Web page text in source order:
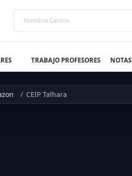
TRABAJO PROFESORES NOTAS
CEIP Talhara